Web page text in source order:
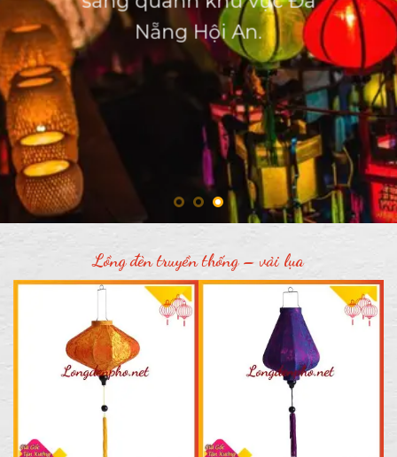
Nẵng Hội An.
Lồng đèn truyền thống – vải trơn